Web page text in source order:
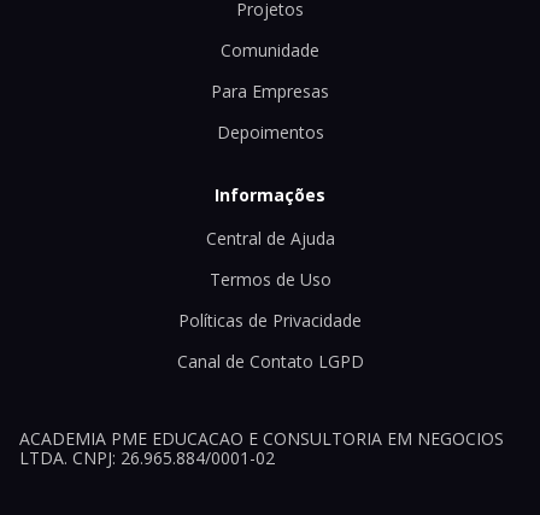
Projetos
Comunidade
Para Empresas
Depoimentos
Informações
Central de Ajuda
Termos de Uso
Políticas de Privacidade
Canal de Contato LGPD
ACADEMIA PME EDUCACAO E CONSULTORIA EM NEGOCIOS
LTDA. CNPJ: 26.965.884/0001-02